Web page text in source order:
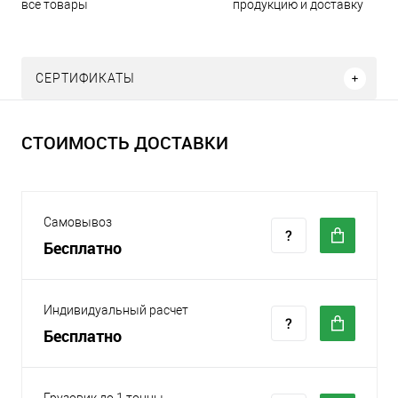
все товары продукцию и доставку
СЕРТИФИКАТЫ
СТОИМОСТЬ ДОСТАВКИ
Самовывоз
Бесплатно
Индивидуальный расчет
Бесплатно